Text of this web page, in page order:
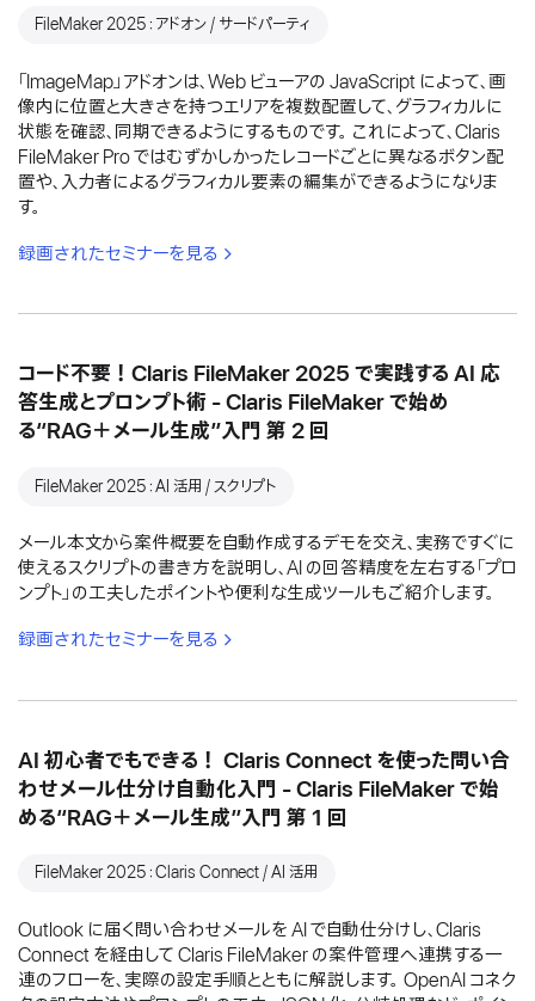
FileMaker 2025：アドオン / サードパーティ
「ImageMap」アドオンは、Web ビューアの JavaScript によって、画
像内に位置と大きさを持つエリアを複数配置して、グラフィカルに
状態を確認、同期できるようにするものです。 これによって、Claris
FileMaker Pro ではむずかしかったレコードごとに異なるボタン配
置や、入力者によるグラフィカル要素の編集ができるようになりま
す。
録画されたセミナーを見る
コード不要！Claris FileMaker 2025 で実践する AI 応
答生成とプロンプト術 - Claris FileMaker で始め
る“RAG＋メール生成”入門 第 2 回
FileMaker 2025：AI 活用 / スクリプト
メール本文から案件概要を自動作成するデモを交え、実務ですぐに
使えるスクリプトの書き方を説明し、AI の回答精度を左右する「プロ
ンプト」の工夫したポイントや便利な生成ツールもご紹介します。
録画されたセミナーを見る
AI 初心者でもできる！ Claris Connect を使った問い合
わせメール仕分け自動化入門 - Claris FileMaker で始
める“RAG＋メール生成”入門 第 1 回
FileMaker 2025：Claris Connect / AI 活用
Outlook に届く問い合わせメールを AI で自動仕分けし、Claris
Connect を経由して Claris FileMaker の案件管理へ連携する一
連のフローを、実際の設定手順とともに解説します。 OpenAI コネク